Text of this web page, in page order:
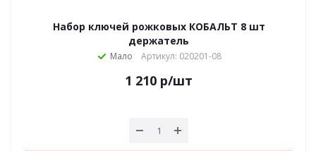
Набор ключей рожковых КОБАЛЬТ 8 шт
держатель
Мало Артикул: 020201-08
1 210 р/шт